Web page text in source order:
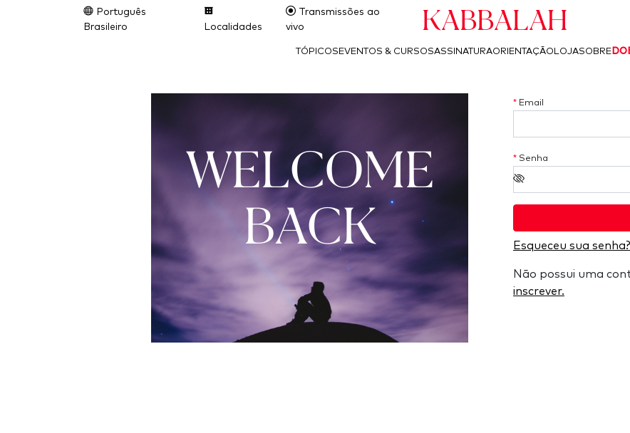
Português
Brasileiro
Localidades
Transmissões ao
vivo
Kabbalah
TÓPICOS EVENTOS & CURSOSASSINATURAORIENTAÇÃO LOJASOBRE
WELCOME
BACK
* Email
* Senha
Esqueceu sua senha?
Não possui uma
inscrever.